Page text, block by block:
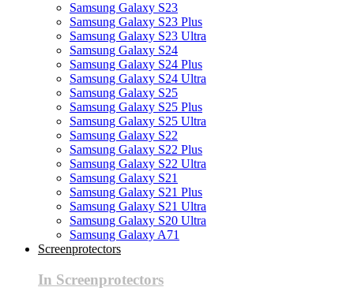
Samsung Galaxy S23
Samsung Galaxy S23 Plus
Samsung Galaxy S23 Ultra
Samsung Galaxy S24
Samsung Galaxy S24 Plus
Samsung Galaxy S24 Ultra
Samsung Galaxy S25
Samsung Galaxy S25 Plus
Samsung Galaxy S25 Ultra
Samsung Galaxy S22
Samsung Galaxy S22 Plus
Samsung Galaxy S22 Ultra
Samsung Galaxy S21
Samsung Galaxy S21 Plus
Samsung Galaxy S21 Ultra
Samsung Galaxy S20 Ultra
Samsung Galaxy A71
Screenprotectors
In Screenprotectors